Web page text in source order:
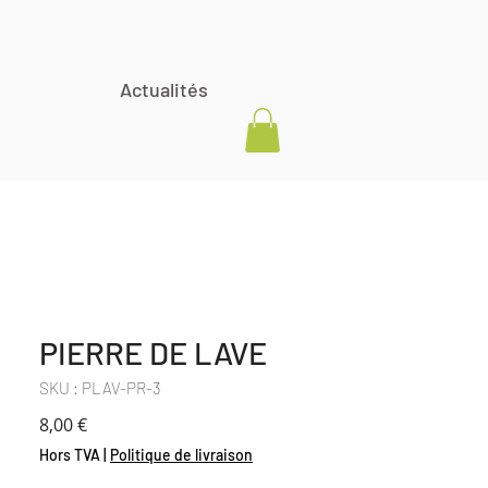
Actualités
PIERRE DE LAVE
SKU : PLAV-PR-3
8,00 €Prix
Hors TVA Politique de livraison